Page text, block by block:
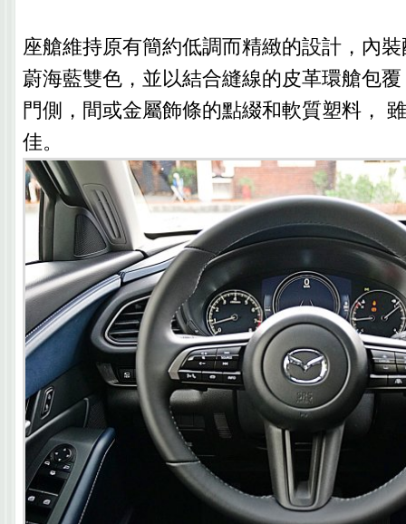
座艙維持原有簡約低調而精緻的設計，內
蔚海藍雙色，並以結合縫線的皮革環艙包
門側，間或金屬飾條的點綴和軟質塑料，
佳。